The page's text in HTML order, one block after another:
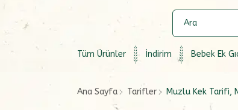
Tüm Ürünler İndirim Bebek Ek
Ana Sayfa Tarifler Muzlu Kek Tarifi,